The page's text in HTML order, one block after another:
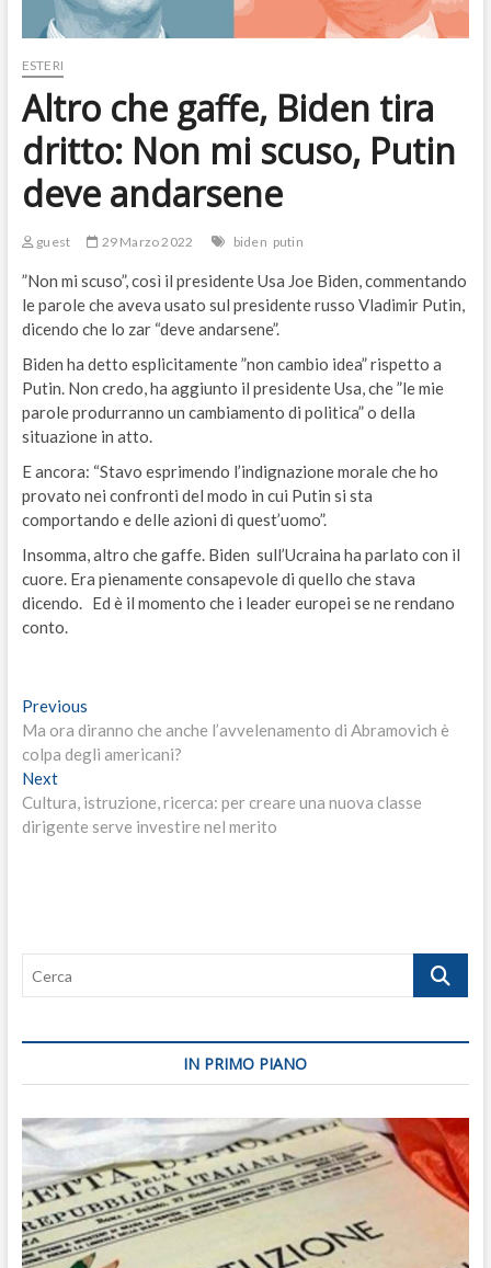
ESTERI
Altro che gaffe, Biden tira
dritto: Non mi scuso, Putin
deve andarsene
guest 29 Marzo 2022 biden putin
”Non mi scuso”, così il presidente Usa Joe Biden, commentando
le parole che aveva usato sul presidente russo Vladimir Putin,
dicendo che lo zar “deve andarsene”.
Biden ha detto esplicitamente ”non cambio idea” rispetto a
Putin. Non credo, ha aggiunto il presidente Usa, che ”le mie
parole produrranno un cambiamento di politica” o della
situazione in atto.
E ancora: “Stavo esprimendo l’indignazione morale che ho
provato nei confronti del modo in cui Putin si sta
comportando e delle azioni di quest’uomo”.
Insomma, altro che gaffe. Biden sull’Ucraina ha parlato con il
cuore. Era pienamente consapevole di quello che stava
dicendo. Ed è il momento che i leader europei se ne rendano
conto.
Navigazione
articoli
PreviousPrevious
post:
Ma ora diranno che anche l’avvelenamento di Abramovich è
colpa degli americani?
NextNext
post:
Cultura, istruzione, ricerca: per creare una nuova classe
dirigente serve investire nel merito
Cerca
IN PRIMO PIANO